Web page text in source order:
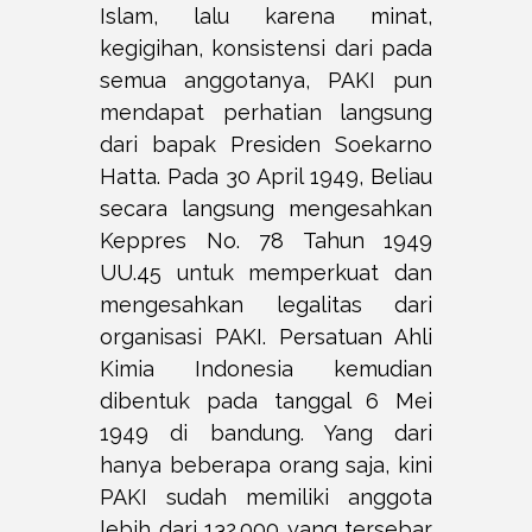
Islam, lalu karena minat,
kegigihan, konsistensi dari pada
semua anggotanya, PAKI pun
mendapat perhatian langsung
dari bapak Presiden Soekarno
Hatta. Pada 30 April 1949, Beliau
secara langsung mengesahkan
Keppres No. 78 Tahun 1949
UU.45 untuk memperkuat dan
mengesahkan legalitas dari
organisasi PAKI. Persatuan Ahli
Kimia Indonesia kemudian
dibentuk pada tanggal 6 Mei
1949 di bandung. Yang dari
hanya beberapa orang saja, kini
PAKI sudah memiliki anggota